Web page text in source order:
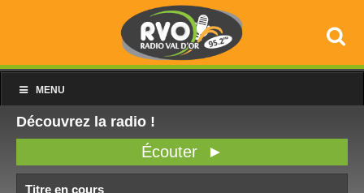
MENU
Découvrez la radio !
Écouter ►
Titre en cours